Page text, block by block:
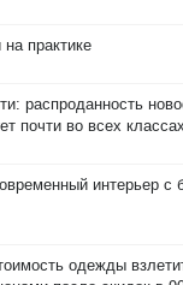
на практике
распроданность
почти во всех
интерьер с
одежды